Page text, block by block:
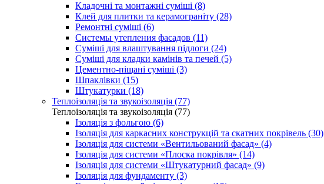
Кладочні та монтажні суміші (8)
Клей для плитки та керамограніту (28)
Ремонтні суміші (6)
Системы утепления фасадов (11)
Суміші для влаштування підлоги (24)
Суміші для кладки камінів та печей (5)
Цементно-піщані суміші (3)
Шпаклівки (15)
Штукатурки (18)
Теплоізоляція та звукоізоляція (77)
Теплоізоляція та звукоізоляція (77)
Ізоляція з фольгою (6)
Ізоляція для каркасних конструкцій та скатних покрівель (30)
Ізоляція для системи «Вентильований фасад» (4)
Ізоляція для системи «Плоска покрівля» (14)
Ізоляція для системи «Штукатурний фасад» (9)
Ізоляція для фундаменту (3)